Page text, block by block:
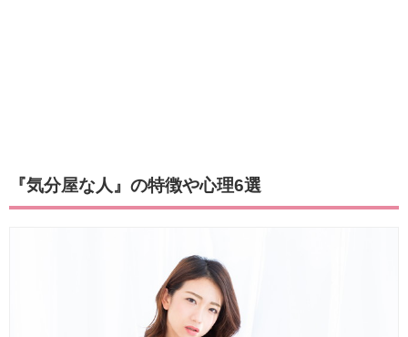
『気分屋な人』の特徴や心理6選